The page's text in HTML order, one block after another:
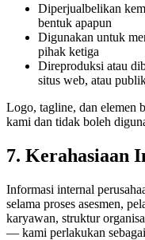
Diperjualbelikan
bentuk apapun
Digunakan untuk
pihak ketiga
Direproduksi atau
situs web, atau
Logo, tagline, dan elemen
kami dan tidak boleh
7. Kerahasiaan
Informasi internal
selama proses asesmen,
karyawan, struktur
— kami perlakukan